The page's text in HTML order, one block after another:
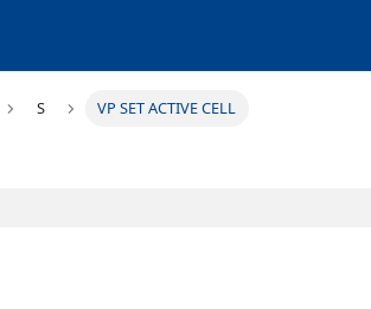
S VP SET ACTIVE CELL